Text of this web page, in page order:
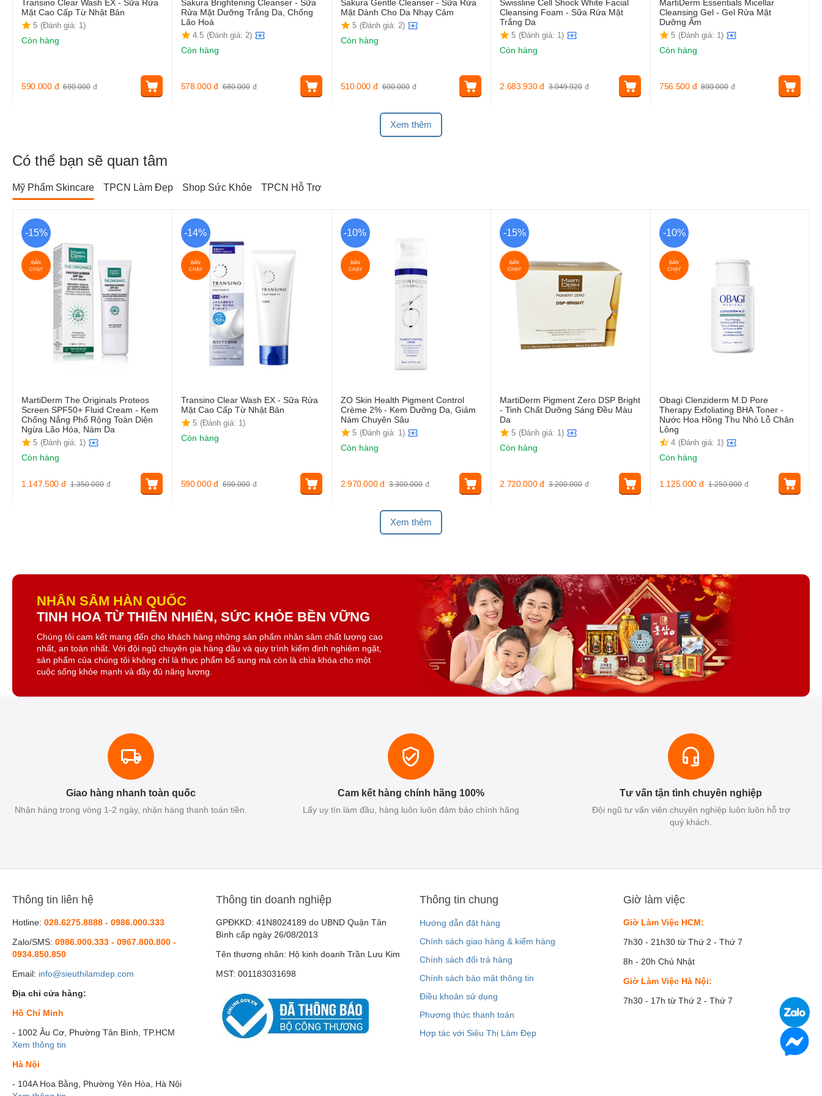
Transino Clear Wash EX - Sữa Rửa
Mặt Cao Cấp Từ Nhật Bản
5 (Đánh giá: 1)
Còn hàng
690.000 đ
590.000 đ
Sakura Brightening Cleanser - Sữa
Rửa Mặt Dưỡng Trắng Da, Chống
Lão Hoá
4.5 (Đánh giá: 2)
Còn hàng
680.000 đ
578.000 đ
Sakura Gentle Cleanser - Sữa Rửa
Mặt Dành Cho Da Nhạy Cảm
5 (Đánh giá: 2)
Còn hàng
600.000 đ
510.000 đ
Swissline Cell Shock White Facial
Cleansing Foam - Sữa Rửa Mặt
Trắng Da
5 (Đánh giá: 1)
Còn hàng
3.049.920 đ
2.683.930 đ
MartiDerm Essentials Micellar
Cleansing Gel - Gel Rửa Mặt
Dưỡng Ẩm
5 (Đánh giá: 1)
Còn hàng
890.000 đ
756.500 đ
Xem thêm
Có thể bạn sẽ quan tâm
Mỹ Phẩm Skincare TPCN Làm Đẹp Shop Sức Khỏe TPCN Hỗ Trợ
-15%
BÁN
CHẠY
MartiDerm The Originals Proteos
Screen SPF50+ Fluid Cream - Kem
Chống Nắng Phổ Rộng Toàn Diện
Ngừa Lão Hóa, Nám Da
5 (Đánh giá: 1)
Còn hàng
1.350.000 đ
1.147.500 đ
-14%
BÁN
CHẠY
Transino Clear Wash EX - Sữa Rửa
Mặt Cao Cấp Từ Nhật Bản
5 (Đánh giá: 1)
Còn hàng
690.000 đ
590.000 đ
-10%
BÁN
CHẠY
ZO Skin Health Pigment Control
Crème 2% - Kem Dưỡng Da, Giảm
Nám Chuyên Sâu
5 (Đánh giá: 1)
Còn hàng
3.300.000 đ
2.970.000 đ
-15%
BÁN
CHẠY
MartiDerm Pigment Zero DSP Bright
- Tinh Chất Dưỡng Sáng Đều Màu
Da
5 (Đánh giá: 1)
Còn hàng
3.200.000 đ
2.720.000 đ
-10%
BÁN
CHẠY
Obagi Clenziderm M.D Pore
Therapy Exfoliating BHA Toner -
Nước Hoa Hồng Thu Nhỏ Lỗ Chân
Lông
4 (Đánh giá: 1)
Còn hàng
1.250.000 đ
1.125.000 đ
Xem thêm
NHÂN SÂM HÀN QUỐC
TINH HOA TỪ THIÊN NHIÊN, SỨC KHỎE BỀN VỮNG
Chúng tôi cam kết mang đến cho khách hàng những sản phẩm nhân sâm chất lượng cao
nhất, an toàn nhất. Với đội ngũ chuyên gia hàng đầu và quy trình kiểm định nghiêm ngặt,
sản phẩm của chúng tôi không chỉ là thực phẩm bổ sung mà còn là chìa khóa cho một
cuộc sống khỏe mạnh và đầy đủ năng lượng.
Giao hàng nhanh toàn quốc
Nhận hàng trong vòng 1-2 ngày, nhận hàng thanh toán tiền.
Cam kết hàng chính hãng 100%
Lấy uy tín làm đầu, hàng luôn luôn đảm bảo chính hãng
Tư vấn tận tình chuyên nghiệp
Đội ngũ tư vấn viên chuyên nghiệp luôn luôn hỗ trợ
quý khách.
Thông tin liên hệ
Hotline: 028.6275.8888 - 0986.000.333
Zalo/SMS: 0986.000.333 - 0967.800.800 -
0934.850.850
Email: info@sieuthilamdep.com
Địa chỉ cửa hàng:
Hồ Chí Minh
- 1002 Âu Cơ, Phường Tân Bình, TP.HCM
Xem thông tin
Hà Nội
- 104A Hoa Bằng, Phường Yên Hòa, Hà Nội
Thông tin doanh nghiệp
GPĐKKD: 41N8024189 do UBND Quận Tân
Bình cấp ngày 26/08/2013
Tên thương nhân: Hộ kinh doanh Trần Lưu Kim
MST: 001183031698
Thông tin chung
Hướng dẫn đặt hàng
Chính sách giao hàng & kiểm hàng
Chính sách đổi trả hàng
Chính sách bảo mật thông tin
Điều khoản sử dụng
Phương thức thanh toán
Hợp tác với Siêu Thị Làm Đẹp
Giờ làm việc
Giờ Làm Việc HCM:
7h30 - 21h30 từ Thứ 2 - Thứ 7
8h - 20h Chủ Nhật
Giờ Làm Việc Hà Nội:
7h30 - 17h từ Thứ 2 - Thứ 7